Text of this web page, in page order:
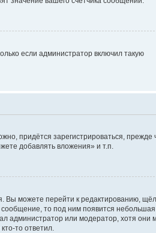
если администратор включил такую
придётся зарегистрироваться, прежде
добавлять вложения» и т.п.
Вы можете перейти к редактированию,
сообщение, то под ним появится небольшая
администратор или модератор, хотя они
то ответил.